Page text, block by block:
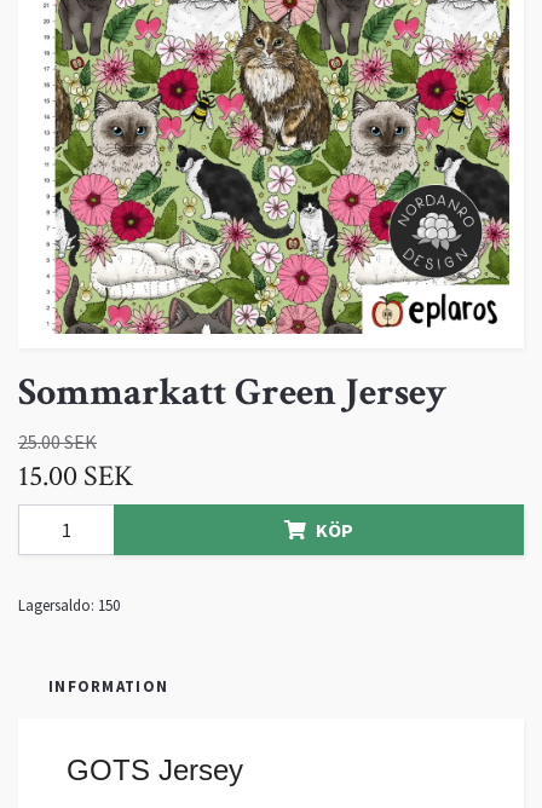
Sommarkatt Green Jersey
25.00 SEK
15.00 SEK
KÖP
Lagersaldo: 150
INFORMATION
GOTS Jersey